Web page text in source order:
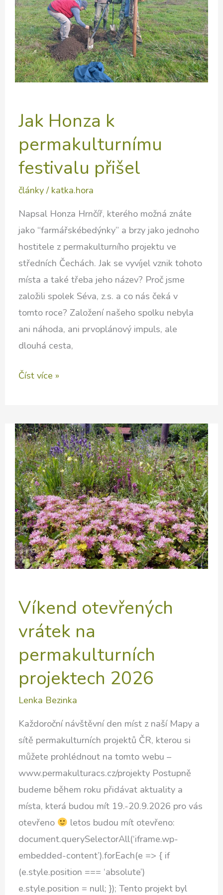
podporovat
biodiverzitu.
Jak Honza k
permakulturnímu
festivalu přišel
články / katka.hora
Napsal Honza Hrnčíř, kterého možná znáte
jako “farmářskébedýnky” a brzy jako jednoho
hostitele z permakulturního projektu ve
středních Čechách. Jak se vyvíjel vznik tohoto
místa a také třeba jeho název? Proč jsme
založili spolek Séva, z.s. a co nás čeká v
tomto roce? Založení našeho spolku nebyla
ani náhoda, ani prvoplánový impuls, ale
dlouhá cesta,
Jak
permakulturnímu
festivalu
přišel
Číst více »
Víkend otevřených
vrátek na
permakulturních
projektech 2026
Lenka Bezinka
Každoroční návštěvní den míst z naší Mapy a
sítě permakulturních projektů ČR, kterou si
můžete prohlédnout na tomto webu –
www.permakulturacs.cz/projekty Postupně
budeme během roku přidávat aktuality a
místa, která budou mít 19.-20.9.2026 pro vás
otevřeno
letos budou mít otevřeno:
document.querySelectorAll(‘iframe.wp-
embedded-content’).forEach(e => { if
(e.style.position === ‘absolute’)
e.style.position = null; }); Tento projekt byl